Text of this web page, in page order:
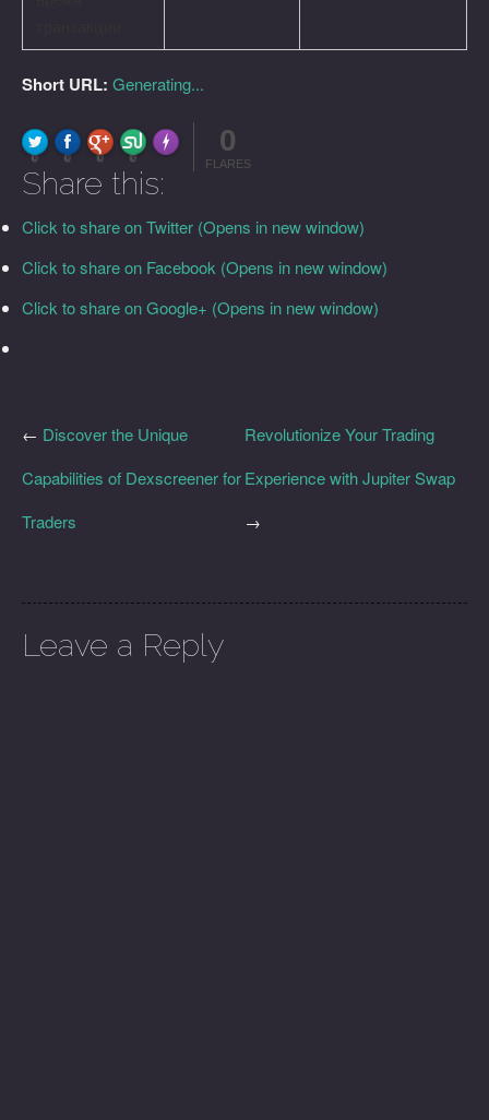
Short URL: Generating...
0 0 0 0
Made with FLARE
0
FLARES
Share this:
Click to share on Twitter (Opens in new window)
Click to share on Facebook (Opens in new window)
Click to share on Google+ (Opens in new window)
Revolutionize Your Trading
Experience with Jupiter Swap
→
← Discover the Unique
Capabilities of Dexscreener for
Traders
Leave a Reply